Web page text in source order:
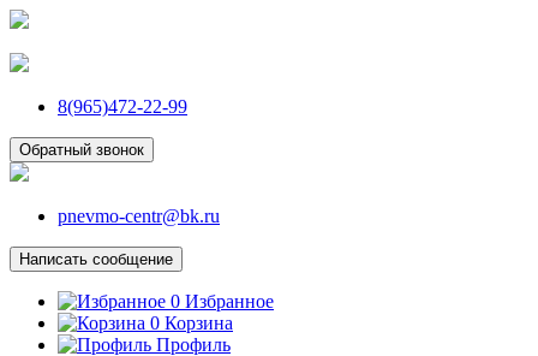
8(965)472-22-99
Обратный звонок
pnevmo-centr@bk.ru
Написать сообщение
0 Избранное
0 Корзина
Профиль